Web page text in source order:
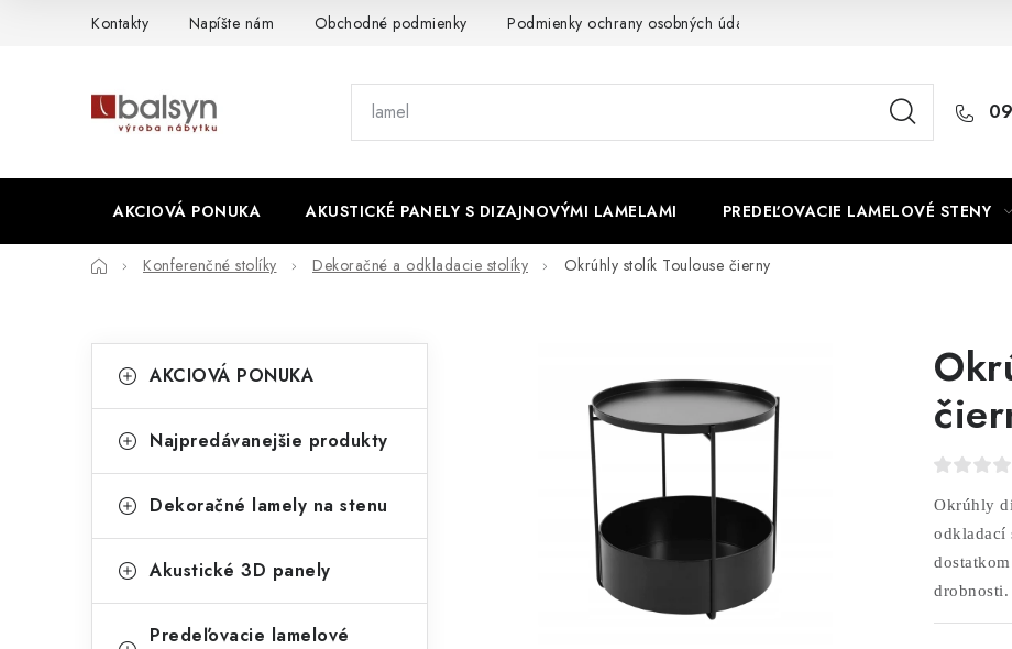
Kontakty Napíšte nám Obchodné podmienky Podmienky ochrany osobných údajov
AKCIOVÁ PONUKA AKUSTICKÉ PANELY S DIZAJNOVÝMI LAMELAMI PREDEĽOVACIE LAMELOVÉ STENY
DomovKonferenčné stolíky Dekoračné a odkladacie stolíky Okrúhly stolík Toulouse čierny
o
n
ý
a
kategórie
a
e
ó
i
AKCIOVÁ PONUKA
Najpredávanejšie produkty
Dekoračné lamely na stenu
Akustické 3D panely
Predeľovacie lamelové
Okrúhly
odkladací
drobnosti.